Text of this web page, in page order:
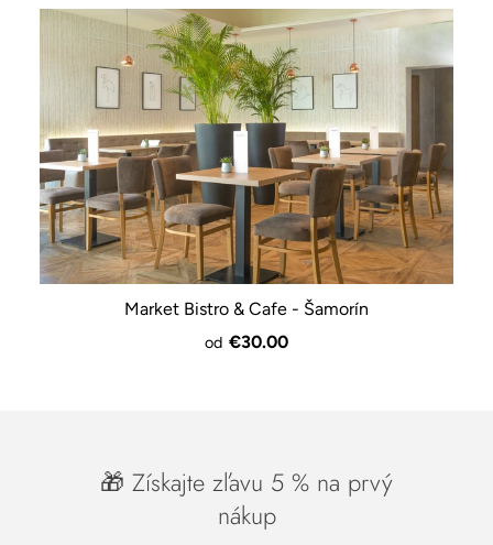
Market Bistro & Cafe - Šamorín
od €30.00
🎁 Získajte zľavu 5 % na prvý
nákup